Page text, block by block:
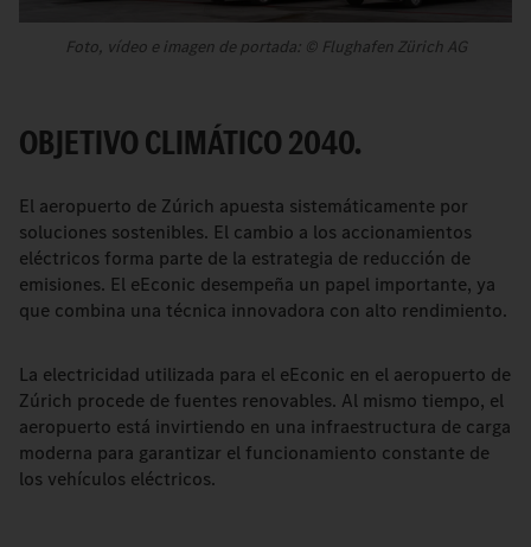
Foto, vídeo e imagen de portada: © Flughafen Zürich AG
OBJETIVO CLIMÁTICO 2040.
El aeropuerto de Zúrich apuesta sistemáticamente por
soluciones sostenibles. El cambio a los accionamientos
eléctricos forma parte de la estrategia de reducción de
emisiones. El eEconic desempeña un papel importante, ya
que combina una técnica innovadora con alto rendimiento.
La electricidad utilizada para el eEconic en el aeropuerto de
Zúrich procede de fuentes renovables. Al mismo tiempo, el
aeropuerto está invirtiendo en una infraestructura de carga
moderna para garantizar el funcionamiento constante de
los vehículos eléctricos.